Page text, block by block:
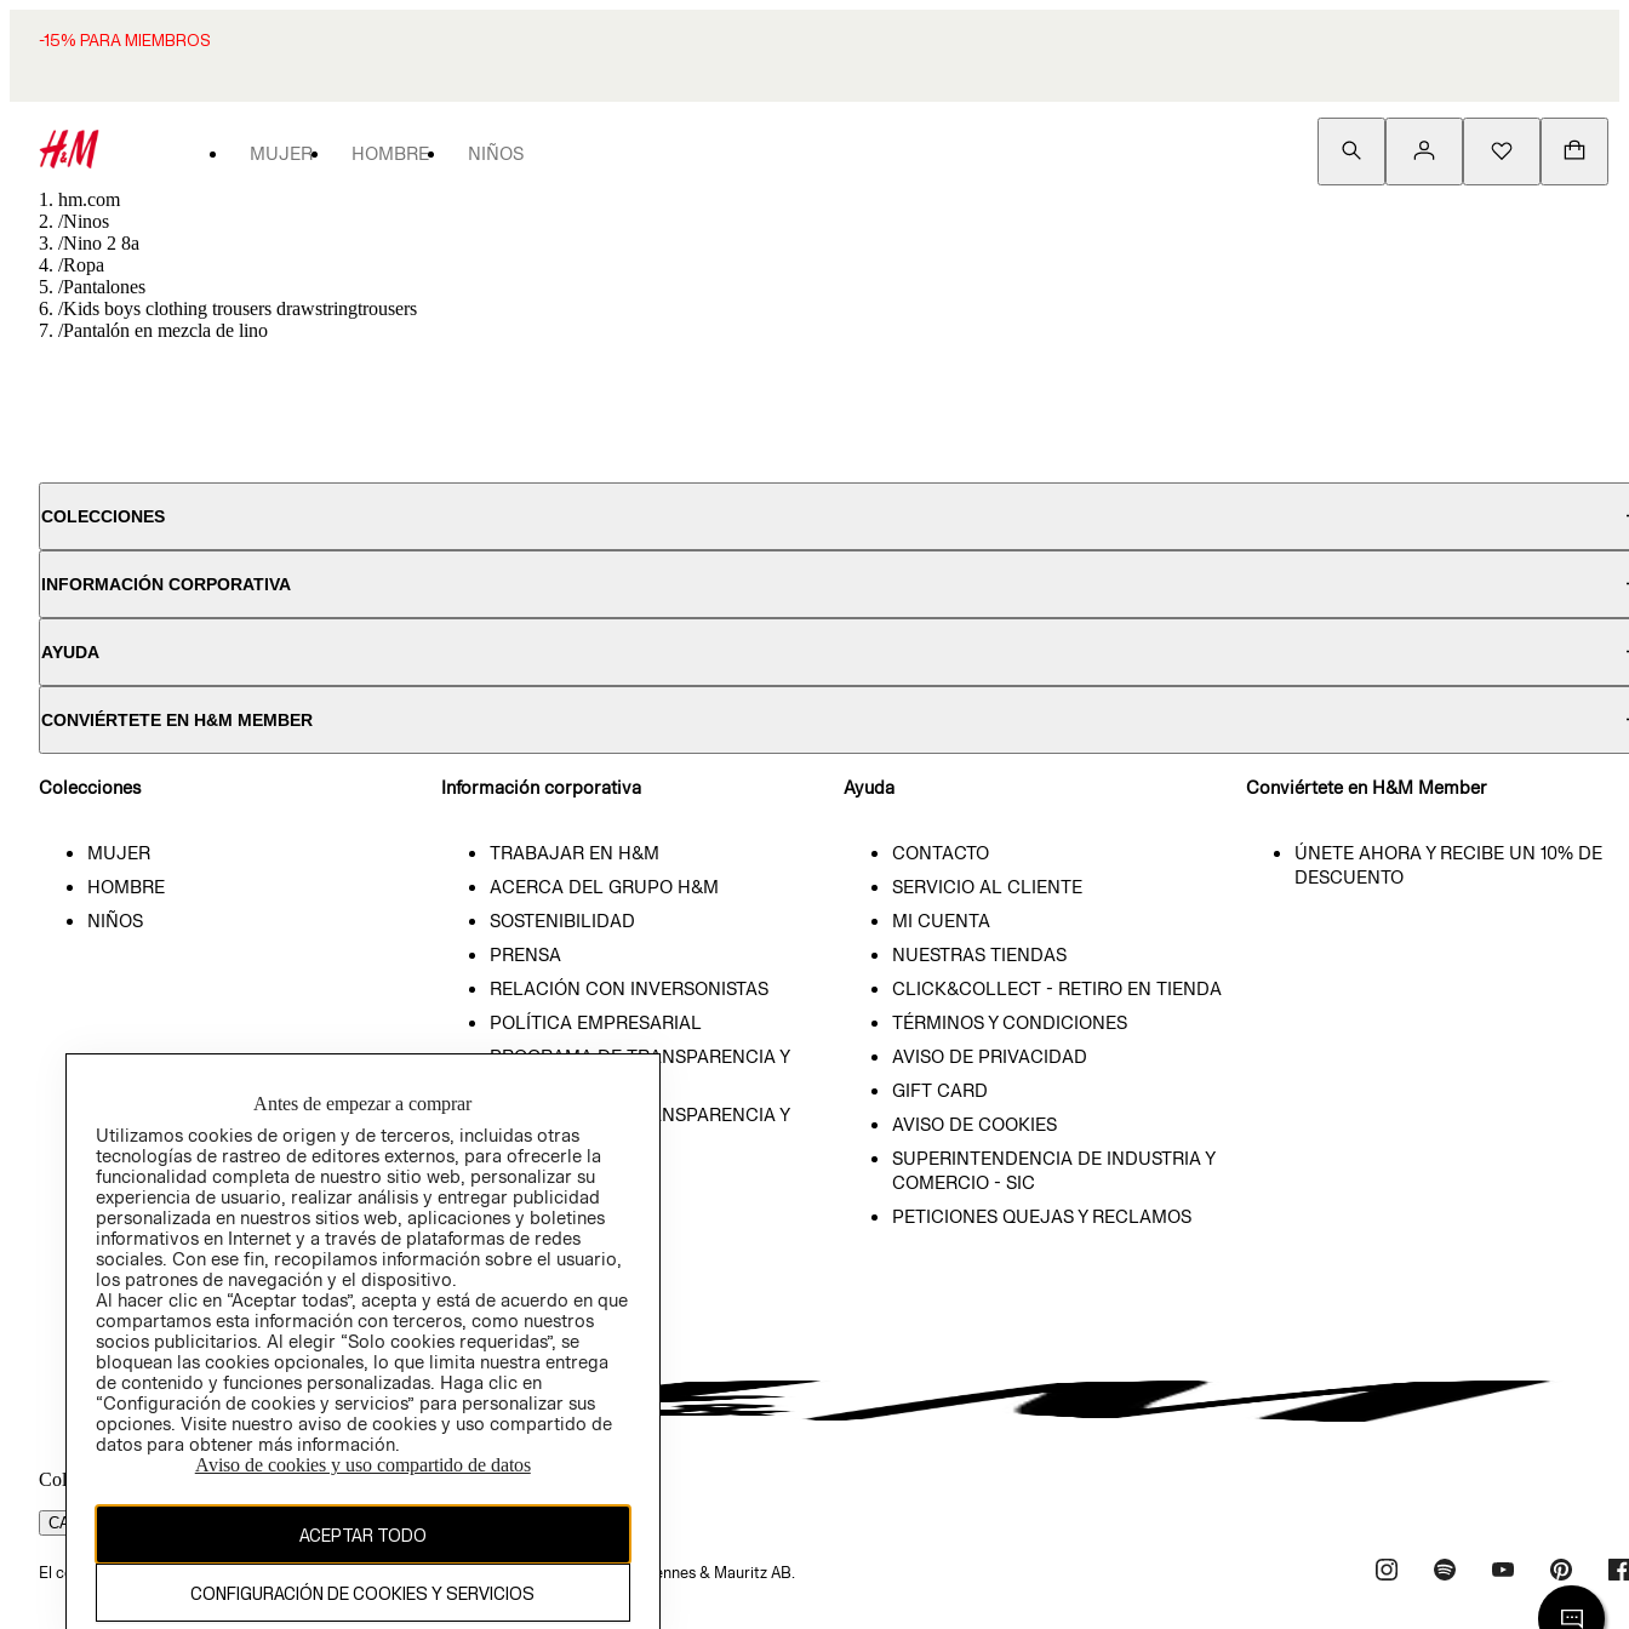
-15% PARA MIEMBROS
MUJER HOMBRE NIÑOS
hm.com
/Ninos
/Nino 2 8a
/Ropa
/Pantalones
/Kids boys clothing trousers drawstringtrousers
/Pantalón en mezcla de lino
COLECCIONES
INFORMACIÓN CORPORATIVA
AYUDA
CONVIÉRTETE EN H&M MEMBER
Colecciones
MUJER
HOMBRE
NIÑOS
Información corporativa
TRABAJAR EN H&M
ACERCA DEL GRUPO H&M
SOSTENIBILIDAD
PRENSA
RELACIÓN CON INVERSONISTAS
POLÍTICA EMPRESARIAL
PROGRAMA DE TRANSPARENCIA Y
PROGRAMA DE TRANSPARENCIA Y
ÉTICA (INGLÉS)
Ayuda
CONTACTO
SERVICIO AL CLIENTE
MI CUENTA
NUESTRAS TIENDAS
CLICK&COLLECT - RETIRO EN TIENDA
TÉRMINOS Y CONDICIONES
AVISO DE PRIVACIDAD
GIFT CARD
AVISO DE COOKIES
SUPERINTENDENCIA DE INDUSTRIA Y
COMERCIO - SIC
PETICIONES QUEJAS Y RECLAMOS
Conviértete en H&M Member
ÚNETE AHORA Y RECIBE UN 10% DE
DESCUENTO
Colombia ($)
CAMBIAR REGIÓN
El contenido de esta página web está protegido por copyright y es propiedad de H&M Hennes & Mauritz AB.
Antes de empezar a comprar
Utilizamos cookies de origen y de terceros, incluidas otras
tecnologías de rastreo de editores externos, para ofrecerle la
funcionalidad completa de nuestro sitio web, personalizar su
experiencia de usuario, realizar análisis y entregar publicidad
personalizada en nuestros sitios web, aplicaciones y boletines
informativos en Internet y a través de plataformas de redes
sociales. Con ese fin, recopilamos información sobre el usuario,
los patrones de navegación y el dispositivo.
Al hacer clic en “Aceptar todas”, acepta y está de acuerdo en que
compartamos esta información con terceros, como nuestros
socios publicitarios. Al elegir “Solo cookies requeridas”, se
bloquean las cookies opcionales, lo que limita nuestra entrega
de contenido y funciones personalizadas. Haga clic en
“Configuración de cookies y servicios” para personalizar sus
opciones. Visite nuestro aviso de cookies y uso compartido de
datos para obtener más información.
Aviso de cookies y uso compartido de datos
ACEPTAR TODO
CONFIGURACIÓN DE COOKIES Y SERVICIOS